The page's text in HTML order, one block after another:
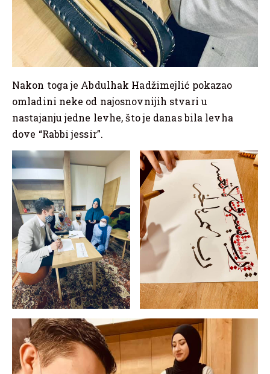
Nakon toga je Abdulhak Hadžimejlić pokazao
omladini neke od najosnovnijih stvari u
nastajanju jedne levhe, što je danas bila levha
dove “Rabbi jessir”.